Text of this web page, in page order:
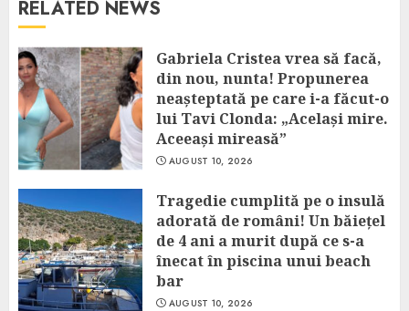
RELATED NEWS
Gabriela Cristea vrea să facă,
din nou, nunta! Propunerea
neașteptată pe care i-a făcut-o
lui Tavi Clonda: „Același mire.
Aceeași mireasă”
AUGUST 10, 2026
Tragedie cumplită pe o insulă
adorată de români! Un băiețel
de 4 ani a murit după ce s-a
înecat în piscina unui beach
bar
AUGUST 10, 2026